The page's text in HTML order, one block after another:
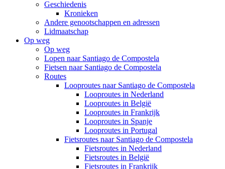
Geschiedenis
Kronieken
Andere genootschappen en adressen
Lidmaatschap
Op weg
Op weg
Lopen naar Santiago de Compostela
Fietsen naar Santiago de Compostela
Routes
Looproutes naar Santiago de Compostela
Looproutes in Nederland
Looproutes in België
Looproutes in Frankrijk
Looproutes in Spanje
Looproutes in Portugal
Fietsroutes naar Santiago de Compostela
Fietsroutes in Nederland
Fietsroutes in België
Fietsroutes in Frankrijk